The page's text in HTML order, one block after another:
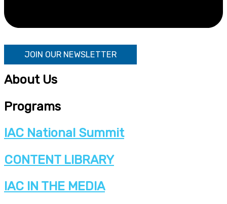
JOIN OUR NEWSLETTER
About Us
Programs
IAC National Summit
CONTENT LIBRARY
IAC IN THE MEDIA